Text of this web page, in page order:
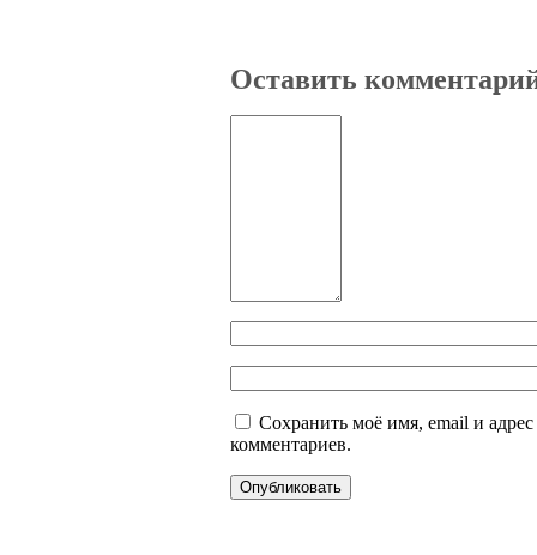
Оставить
Сохранить моё имя, email и
комментариев.